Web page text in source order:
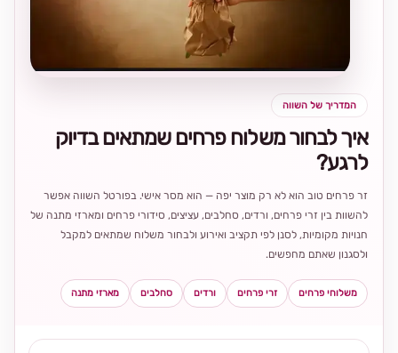
המדריך של השווה
איך לבחור משלוח פרחים שמתאים בדיוק
לרגע?
זר פרחים טוב הוא לא רק מוצר יפה — הוא מסר אישי. בפורטל השווה אפשר
להשוות בין זרי פרחים, ורדים, סחלבים, עציצים, סידורי פרחים ומארזי מתנה של
חנויות מקומיות, לסנן לפי תקציב ואירוע ולבחור משלוח שמתאים למקבל
ולסגנון שאתם מחפשים.
משלוחי פרחים זרי פרחים ורדים סחלבים מארזי מתנה